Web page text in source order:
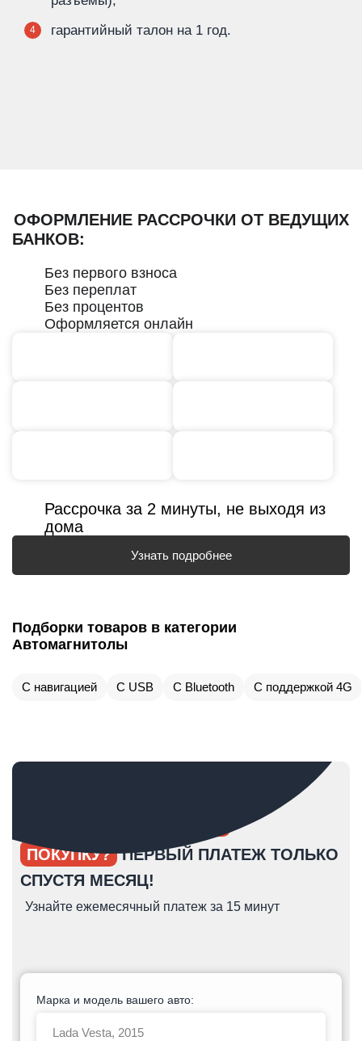
4 гарантийный талон на 1 год.
ОФОРМЛЕНИЕ РАССРОЧКИ ОТ ВЕДУЩИХ
БАНКОВ:
Без первого взноса
Без переплат
Без процентов
Оформляется онлайн
Рассрочка за 2 минуты, не выходя из
дома
Узнать подробнее
Подборки товаров в категории
Автомагнитолы
С навигацией С USB С Bluetooth С поддержкой 4G
ПОКУПКУ? ПЕРВЫЙ ПЛАТЕЖ ТОЛЬКО
СПУСТЯ МЕСЯЦ!
Узнайте ежемесячный платеж за 15 минут
Марка и модель вашего авто: